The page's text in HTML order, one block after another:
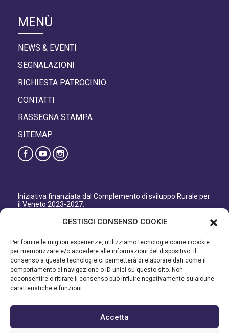
GESTISCI CONSENSO COOKIE
Per fornire le migliori esperienze, utilizziamo tecnologie come i cookie
per memorizzare e/o accedere alle informazioni del dispositivo. Il
consenso a queste tecnologie ci permetterà di elaborare dati come il
comportamento di navigazione o ID unici su questo sito. Non
acconsentire o ritirare il consenso può influire negativamente su alcune
caratteristiche e funzioni.
Accetta
MENÙ
NEWS & EVENTI
SEGNALAZIONI
RICHIESTA PATROCINIO
CONTATTI
RASSEGNA STAMPA
SITEMAP
Iniziativa finanziata dal Complemento di sviluppo Rurale per
il Veneto 2023-2027.
Direzione AdG FEASR Bonifica e Irrigazione.
Iniziativa finanziata dal Programma di Sviluppo Rurale per il
Veneto 2014-2022.
Organismo responsabile dell’informazione: GAL Patavino.